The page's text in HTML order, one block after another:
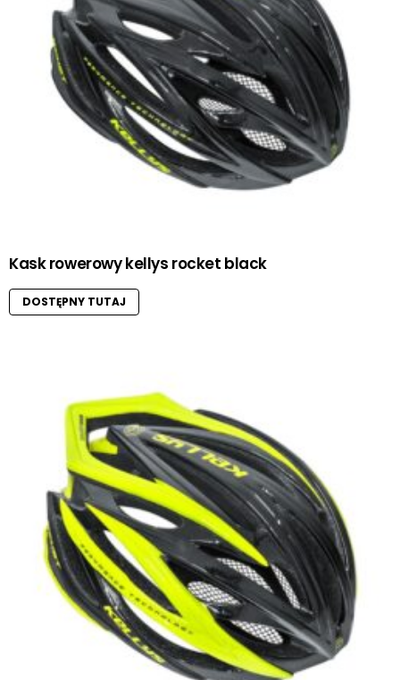
Kask rowerowy kellys rocket black
DOSTĘPNY TUTAJ